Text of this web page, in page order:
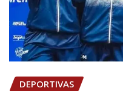
DEPORTIVAS